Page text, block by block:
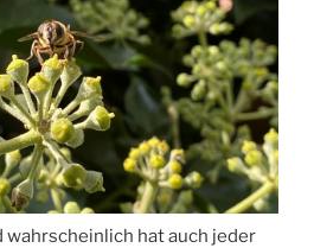
wahrscheinlich hat auch jeder